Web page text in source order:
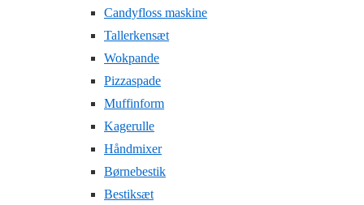
Candyfloss maskine
Tallerkensæt
Wokpande
Pizzaspade
Muffinform
Kagerulle
Håndmixer
Børnebestik
Bestiksæt